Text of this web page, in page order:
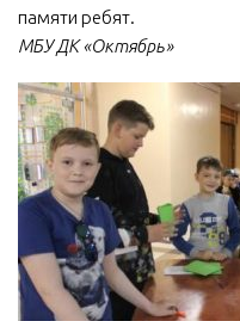
Афиша
Контакты
памяти ребят.
МБУ ДК «Октябрь»